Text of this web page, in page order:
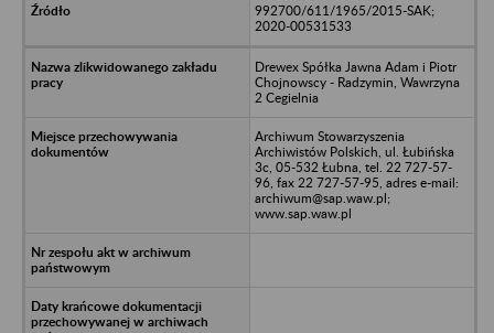
992700/611/1965/2015-SAK;
2020-00531533
Drewex Spółka Jawna Adam i Piotr
Chojnowscy - Radzymin, Wawrzyna
2 Cegielnia
Archiwum Stowarzyszenia
Archiwistów Polskich, ul. Łubińska
3c, 05-532 Łubna, tel. 22 727-57-
96, fax 22 727-57-95, adres e-mail:
archiwum@sap.waw.pl;
www.sap.waw.pl